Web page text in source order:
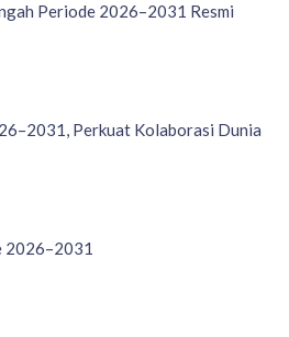
Periode 2026–2031 Resmi
Perkuat Kolaborasi Dunia
2026–2031